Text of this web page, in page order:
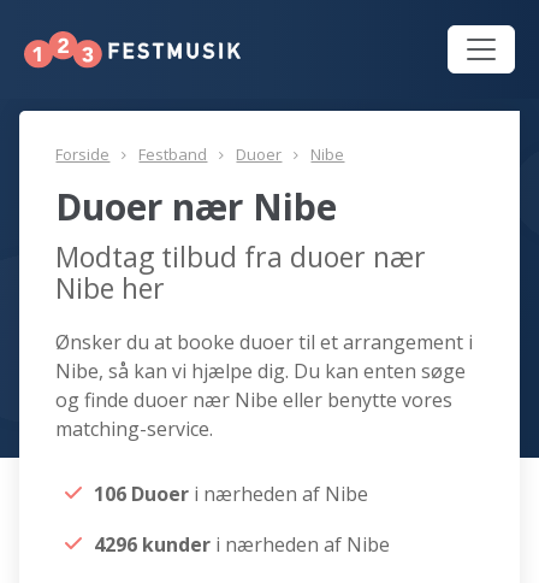
Forside Festband Duoer Nibe
Duoer nær Nibe
Modtag tilbud fra duoer nær
Nibe her
Ønsker du at booke duoer til et arrangement i
Nibe, så kan vi hjælpe dig. Du kan enten søge
og finde duoer nær Nibe eller benytte vores
matching-service.
106 Duoer i nærheden af Nibe
4296 kunder i nærheden af Nibe